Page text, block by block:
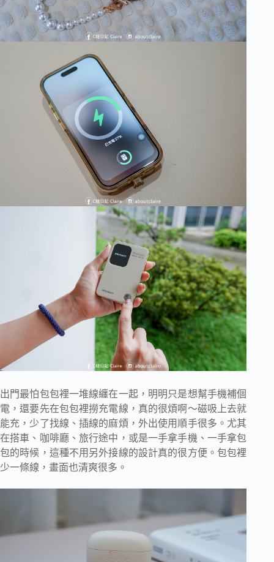
出門最怕包包裡一堆線纏在一起，明明只是想幫手機補個
電，還要先在包包裡撈充電線，真的很煩啊～磁吸上去就
能充，少了找線、插線的麻煩，外出使用順手很多。尤其
在搭車、咖啡廳、旅行途中，或是一手拿手機、一手拿包
包的時候，這種不用另外接線的設計真的很方便。包包裡
少一條線，畫面也清爽很多。